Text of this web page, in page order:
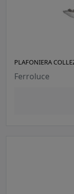
PLAFONIERA
Ferroluce